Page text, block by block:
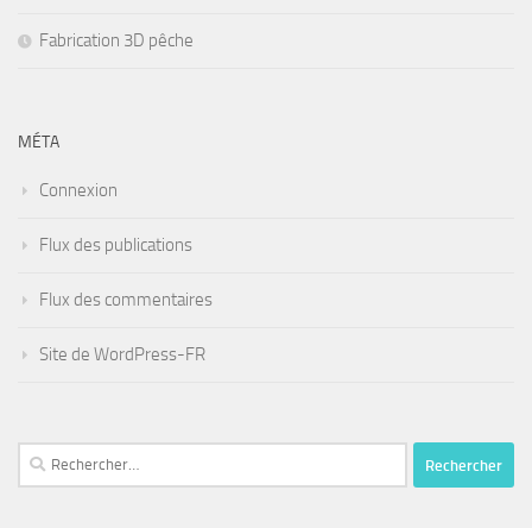
Fabrication 3D pêche
MÉTA
Connexion
Flux des publications
Flux des commentaires
Site de WordPress-FR
Rechercher :